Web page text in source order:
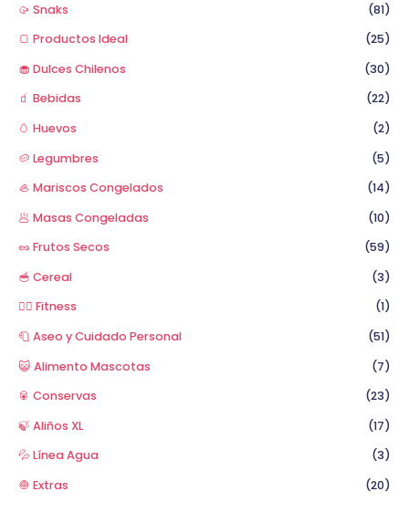
🥠 Snaks
(81)
🍞 Productos Ideal
(25)
🧁 Dulces Chilenos
(30)
🧃 Bebidas
(22)
🥚 Huevos
(2)
🥔 Legumbres
(5)
🦪 Mariscos Congelados
(14)
🥟 Masas Congeladas
(10)
🥜 Frutos Secos
(59)
🥣 Cereal
(3)
🏋️‍♂️ Fitness
(1)
🧻 Aseo y Cuidado Personal
(51)
😺 Alimento Mascotas
(7)
🥫 Conservas
(23)
🍃 Aliños XL
(17)
💦 Línea Agua
(3)
🧅 Extras
(20)